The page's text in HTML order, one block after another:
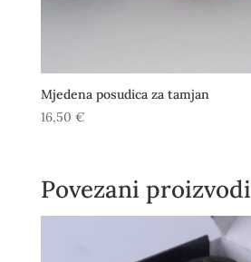
Mjedena posudica za tamjan
16,50 €
Povezani proizvodi